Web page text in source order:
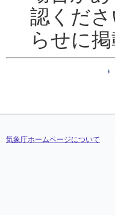
認くだ
らせに掲
気象庁ホームページについて